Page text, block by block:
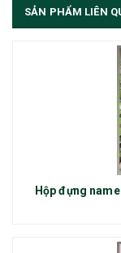
SẢN PHẨM LIÊN
Hộp đựng